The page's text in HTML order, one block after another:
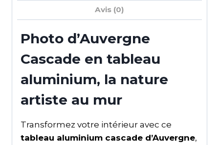
Avis (0)
Photo d’Auvergne
Cascade en tableau
aluminium, la nature
artiste au mur
Transformez votre intérieur avec ce
tableau aluminium cascade d’Auvergne,